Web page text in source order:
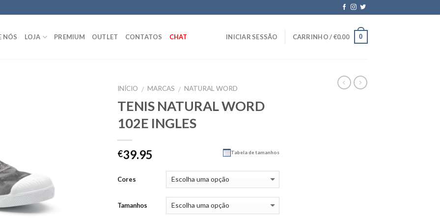
NÓS LOJA PREMIUM OUTLET CONTATOS CHAT INICIAR SESSÃO CARRINHO /€0.00 0
INÍCIO / MARCAS / NATURAL WORD
TENIS NATURAL WORD
102E INGLES
€39.95 Tabela de tamanhos
Cores
Tamanhos